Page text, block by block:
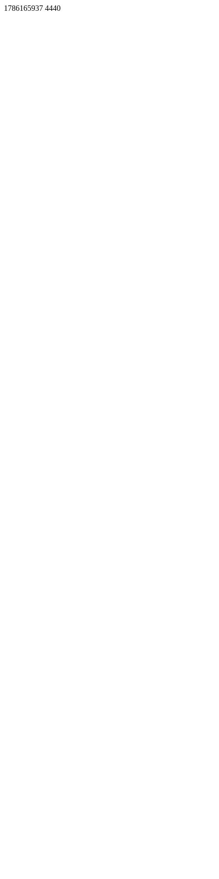
1786165937 4440